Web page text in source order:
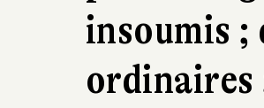
insoumis ;
ordinaires